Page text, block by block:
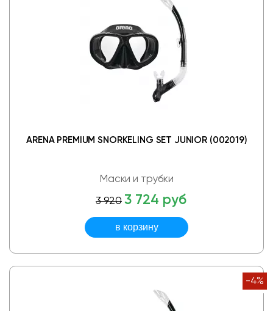
ARENA PREMIUM SNORKELING SET JUNIOR (002019)
Маски и трубки
3 920 3 724 руб
-4%